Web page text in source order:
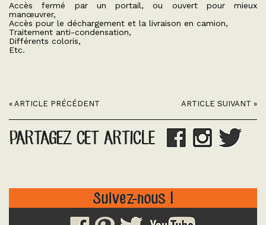
Accès fermé par un portail, ou ouvert pour mieux
manœuvrer,
Accès pour le déchargement et la livraison en camion,
Traitement anti-condensation,
Différents coloris,
Etc.
« ARTICLE PRÉCÉDENT ARTICLE SUIVANT »
PARTAGEZ CET ARTICLE
Suivez-nous !